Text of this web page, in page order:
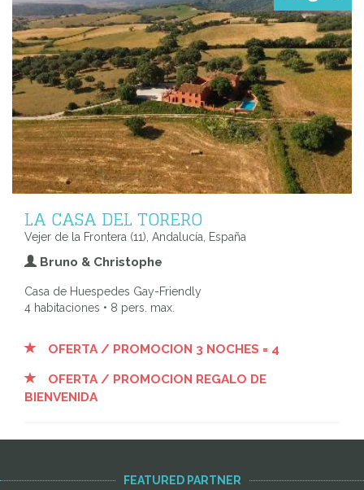
LA CASA DEL TORERO
Vejer de la Frontera (11), Andalucía, España
Bruno & Christophe
Casa de Huespedes Gay-Friendly
4 habitaciones • 8 pers. max.
OFERTA / PROMOCION 3 NOCHES = 4
OFERTA / PROMOCION REGALO DE
BIENVENIDA
FEATURED PARTNER